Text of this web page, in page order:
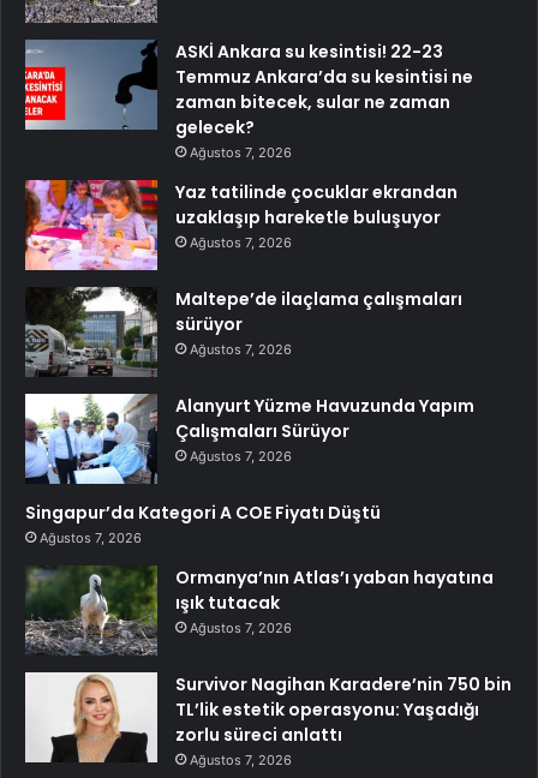
ASKİ Ankara su kesintisi! 22-23
Temmuz Ankara’da su kesintisi ne
zaman bitecek, sular ne zaman
gelecek?
Ağustos 7, 2026
Yaz tatilinde çocuklar ekrandan
uzaklaşıp hareketle buluşuyor
Ağustos 7, 2026
Maltepe’de ilaçlama çalışmaları
sürüyor
Ağustos 7, 2026
Alanyurt Yüzme Havuzunda Yapım
Çalışmaları Sürüyor
Ağustos 7, 2026
Singapur’da Kategori A COE Fiyatı Düştü
Ağustos 7, 2026
Ormanya’nın Atlas’ı yaban hayatına
ışık tutacak
Ağustos 7, 2026
Survivor Nagihan Karadere’nin 750 bin
TL’lik estetik operasyonu: Yaşadığı
zorlu süreci anlattı
Ağustos 7, 2026